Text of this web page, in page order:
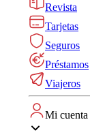
Revista
Tarjetas
Seguros
Préstamos
Viajeros
Mi cuenta